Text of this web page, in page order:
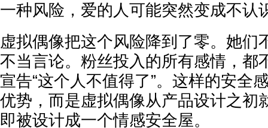
一种风险，爱的人可能突然变成不认
虚拟偶像把这个风险降到了零。她们
不当言论。粉丝投入的所有感情，都
宣告“这个人不值得了”。这样的安全
优势，而是虚拟偶像从产品设计之初
即被设计成一个情感安全屋。